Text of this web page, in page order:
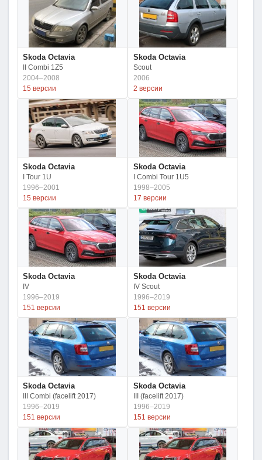
Skoda Octavia
II Combi 1Z5
2004–2008
15 версии
Skoda Octavia
Scout
2006
2 версии
Skoda Octavia
I Tour 1U
1996–2001
15 версии
Skoda Octavia
I Combi Tour 1U5
1998–2005
17 версии
Skoda Octavia
IV
1996–2019
151 версии
Skoda Octavia
IV Scout
1996–2019
151 версии
Skoda Octavia
III Combi (facelift 2017)
1996–2019
151 версии
Skoda Octavia
III (facelift 2017)
1996–2019
151 версии